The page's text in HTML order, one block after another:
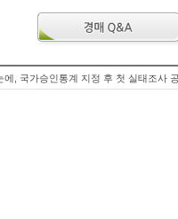
에, 국가승인통계 지정 후 첫 실태조사